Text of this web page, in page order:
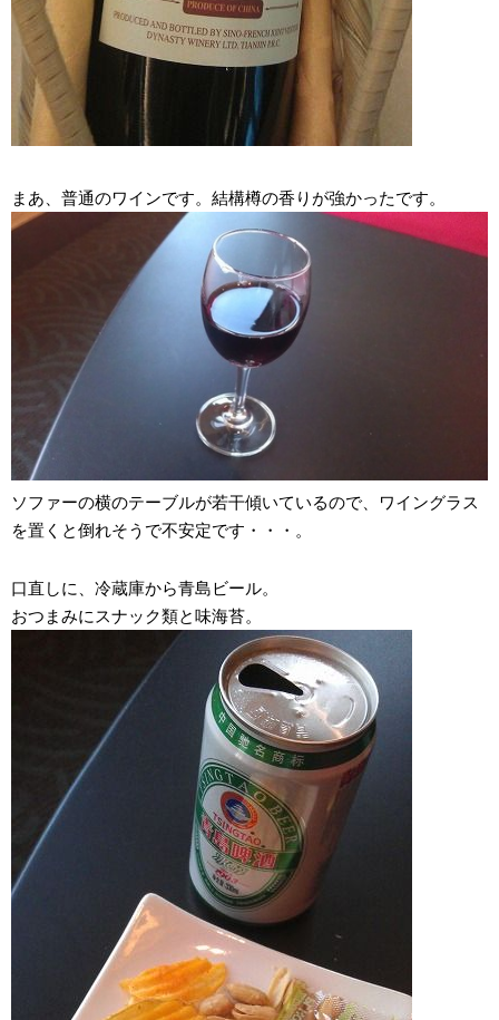
まあ、普通のワインです。結構樽の香りが強かったです。
ソファーの横のテーブルが若干傾いているので、ワイングラス
を置くと倒れそうで不安定です・・・。
口直しに、冷蔵庫から青島ビール。
おつまみにスナック類と味海苔。